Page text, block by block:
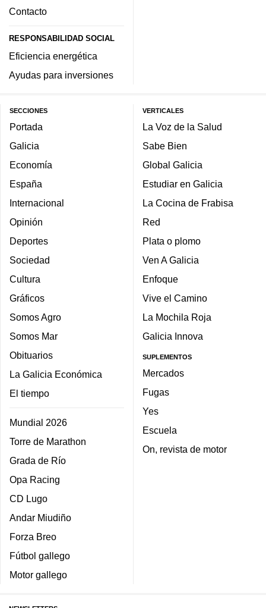
Contacto
RESPONSABILIDAD SOCIAL
Eficiencia energética
Ayudas para inversiones
SECCIONES
Portada
Galicia
Economía
España
Internacional
Opinión
Deportes
Sociedad
Cultura
Gráficos
Somos Agro
Somos Mar
Obituarios
La Galicia Económica
El tiempo
Mundial 2026
Torre de Marathon
Grada de Río
Opa Racing
CD Lugo
Andar Miudiño
Forza Breo
Fútbol gallego
Motor gallego
VERTICALES
La Voz de la Salud
Sabe Bien
Global Galicia
Estudiar en Galicia
La Cocina de Frabisa
Red
Plata o plomo
Ven A Galicia
Enfoque
Vive el Camino
La Mochila Roja
Galicia Innova
SUPLEMENTOS
Mercados
Fugas
Yes
Escuela
On, revista de motor